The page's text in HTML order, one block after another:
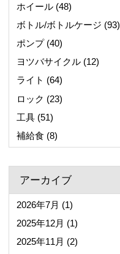
ホイール(48)
ボトル/ボトルケージ (93)
ポンプ(40)
ヨツバサイクル(12)
ライト (64)
ロック (23)
工具(51)
補給食 (8)
アーカイブ
2026年7月 (1)
2025年12月 (1)
2025年11月 (2)